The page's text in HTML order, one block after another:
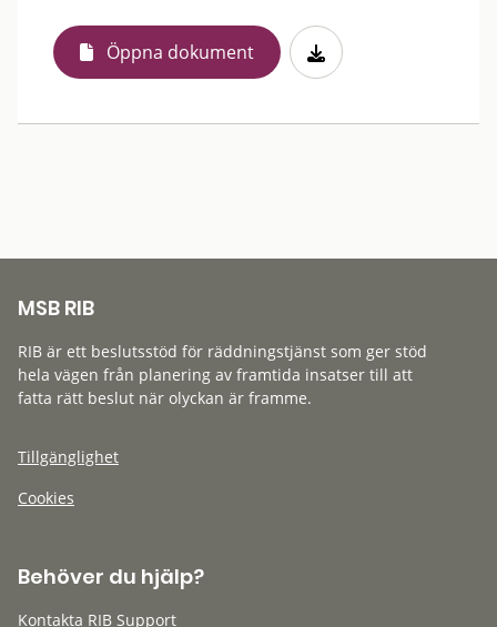
Öppna dokument
MSB RIB
RIB är ett beslutsstöd för räddningstjänst som ger stöd
hela vägen från planering av framtida insatser till att
fatta rätt beslut när olyckan är framme.
Tillgänglighet
Cookies
Behöver du hjälp?
Kontakta RIB Support